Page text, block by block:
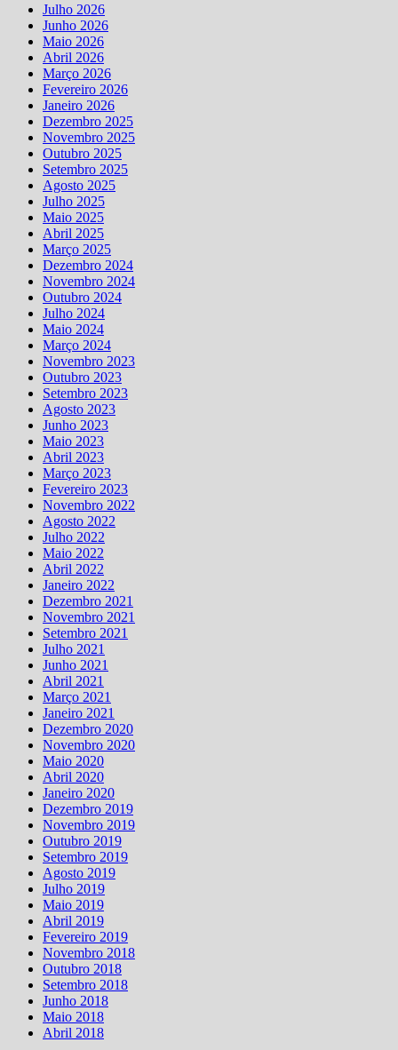
Julho 2026
Junho 2026
Maio 2026
Abril 2026
Março 2026
Fevereiro 2026
Janeiro 2026
Dezembro 2025
Novembro 2025
Outubro 2025
Setembro 2025
Agosto 2025
Julho 2025
Maio 2025
Abril 2025
Março 2025
Dezembro 2024
Novembro 2024
Outubro 2024
Julho 2024
Maio 2024
Março 2024
Novembro 2023
Outubro 2023
Setembro 2023
Agosto 2023
Junho 2023
Maio 2023
Abril 2023
Março 2023
Fevereiro 2023
Novembro 2022
Agosto 2022
Julho 2022
Maio 2022
Abril 2022
Janeiro 2022
Dezembro 2021
Novembro 2021
Setembro 2021
Julho 2021
Junho 2021
Abril 2021
Março 2021
Janeiro 2021
Dezembro 2020
Novembro 2020
Maio 2020
Abril 2020
Janeiro 2020
Dezembro 2019
Novembro 2019
Outubro 2019
Setembro 2019
Agosto 2019
Julho 2019
Maio 2019
Abril 2019
Fevereiro 2019
Novembro 2018
Outubro 2018
Setembro 2018
Junho 2018
Maio 2018
Abril 2018